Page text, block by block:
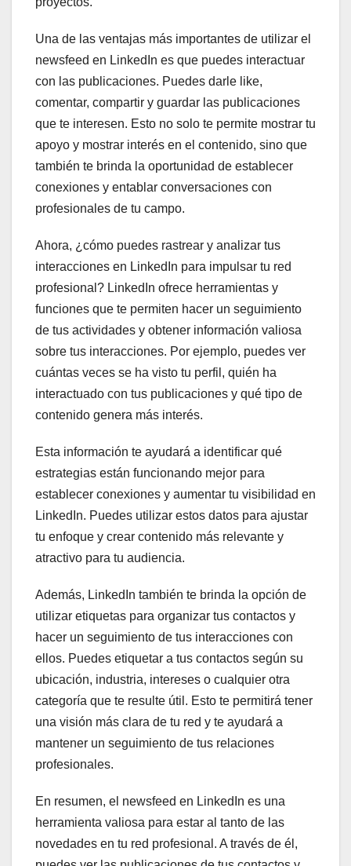
Una de las ventajas más importantes de utilizar el
newsfeed en LinkedIn es que puedes interactuar
con las publicaciones. Puedes darle like,
comentar, compartir y guardar las publicaciones
que te interesen. Esto no solo te permite mostrar tu
apoyo y mostrar interés en el contenido, sino que
también te brinda la oportunidad de establecer
conexiones y entablar conversaciones con
profesionales de tu campo.
Ahora, ¿cómo puedes rastrear y analizar tus
interacciones en LinkedIn para impulsar tu red
profesional? LinkedIn ofrece herramientas y
funciones que te permiten hacer un seguimiento
de tus actividades y obtener información valiosa
sobre tus interacciones. Por ejemplo, puedes ver
cuántas veces se ha visto tu perfil, quién ha
interactuado con tus publicaciones y qué tipo de
contenido genera más interés.
Esta información te ayudará a identificar qué
estrategias están funcionando mejor para
establecer conexiones y aumentar tu visibilidad en
LinkedIn. Puedes utilizar estos datos para ajustar
tu enfoque y crear contenido más relevante y
atractivo para tu audiencia.
Además, LinkedIn también te brinda la opción de
utilizar etiquetas para organizar tus contactos y
hacer un seguimiento de tus interacciones con
ellos. Puedes etiquetar a tus contactos según su
ubicación, industria, intereses o cualquier otra
categoría que te resulte útil. Esto te permitirá tener
una visión más clara de tu red y te ayudará a
mantener un seguimiento de tus relaciones
profesionales.
En resumen, el newsfeed en LinkedIn es una
herramienta valiosa para estar al tanto de las
novedades en tu red profesional. A través de él,